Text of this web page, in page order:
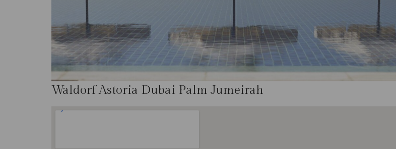
Waldorf Astoria Dubai Palm Jumeirah